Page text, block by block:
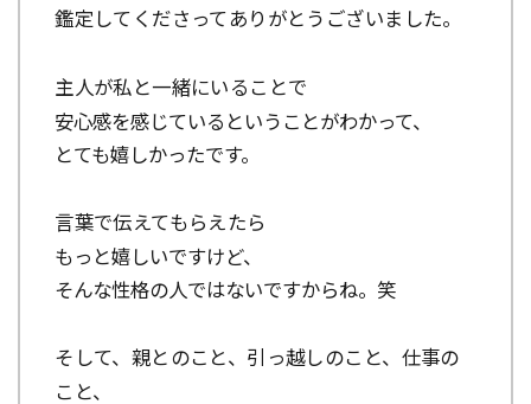
鑑定してくださってありがとうございました。
主人が私と一緒にいることで
安心感を感じているということがわかって、
とても嬉しかったです。
言葉で伝えてもらえたら
もっと嬉しいですけど、
そんな性格の人ではないですからね。笑
そして、親とのこと、引っ越しのこと、仕事の
こと、